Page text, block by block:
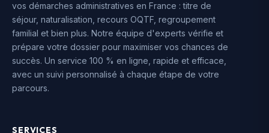
vos démarches administratives en France : titre de
séjour, naturalisation, recours OQTF, regroupement
familial et bien plus. Notre équipe d'experts vérifie et
prépare votre dossier pour maximiser vos chances de
succès. Un service 100 % en ligne, rapide et efficace,
avec un suivi personnalisé à chaque étape de votre
parcours.
SERVICES